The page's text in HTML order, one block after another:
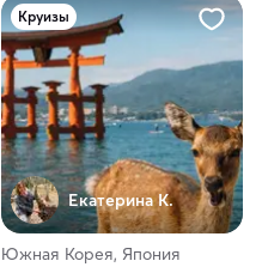
Круизы
Екатерина К.
Южная Корея, Япония